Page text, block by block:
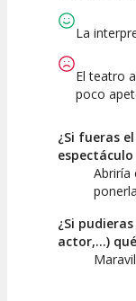
La
El teatro
poco
¿Si fueras
Abriría
¿Si
actor,...)